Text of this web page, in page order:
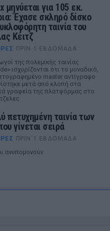
μηνύεται για 105 εκ.
Έχασε σκληρό δίσκο
ταινία του
Κέιτζ
ΠΡΙΝ 1 ΕΒΔΟΜΆΔΑ
της πολεμικής ταινίας
ισχυρίζονται ότι το μοναδικό,
master αντίγραφο
μετά από κλοπή στα
γραφεία της πλατφόρμας στο
πετυχημένη ταινία των
γίνεται σειρά
ΠΡΙΝ 1 ΕΒΔΟΜΆΔΑ
ανυπομονούν